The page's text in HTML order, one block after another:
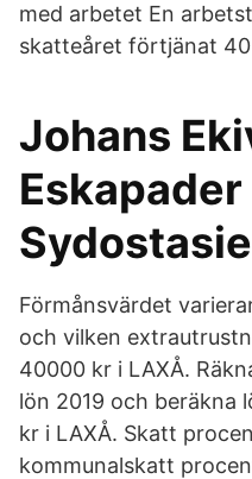
med arbetet En
skatteåret förtjänat
Johans
Eskapader
Förmånsvärdet
och vilken
40000 kr i LAXÅ.
lön 2019 och beräkna
kr i LAXÅ. Skatt
kommunalskatt